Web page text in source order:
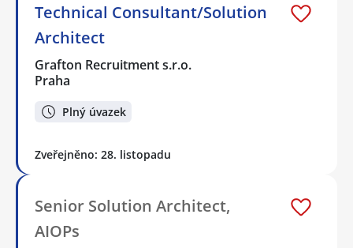
Technical Consultant/Solution
Architect
Grafton Recruitment s.r.o.
Praha
Plný úvazek
Zveřejněno: 28. listopadu
Senior Solution Architect,
AIOPs